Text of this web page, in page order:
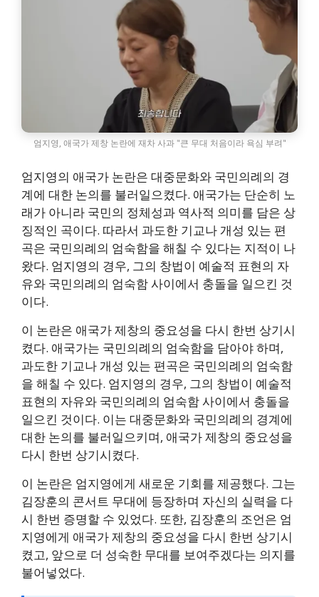
엄지영, 애국가 제창 논란에 재차 사과 "큰 무대 처음이라 욕심 부려"
엄지영의 애국가 논란은 대중문화와 국민의례의 경
계에 대한 논의를 불러일으켰다. 애국가는 단순히 노
래가 아니라 국민의 정체성과 역사적 의미를 담은 상
징적인 곡이다. 따라서 과도한 기교나 개성 있는 편
곡은 국민의례의 엄숙함을 해칠 수 있다는 지적이 나
왔다. 엄지영의 경우, 그의 창법이 예술적 표현의 자
유와 국민의례의 엄숙함 사이에서 충돌을 일으킨 것
이다.
이 논란은 애국가 제창의 중요성을 다시 한번 상기시
켰다. 애국가는 국민의례의 엄숙함을 담아야 하며,
과도한 기교나 개성 있는 편곡은 국민의례의 엄숙함
을 해칠 수 있다. 엄지영의 경우, 그의 창법이 예술적
표현의 자유와 국민의례의 엄숙함 사이에서 충돌을
일으킨 것이다. 이는 대중문화와 국민의례의 경계에
대한 논의를 불러일으키며, 애국가 제창의 중요성을
다시 한번 상기시켰다.
이 논란은 엄지영에게 새로운 기회를 제공했다. 그는
김장훈의 콘서트 무대에 등장하며 자신의 실력을 다
시 한번 증명할 수 있었다. 또한, 김장훈의 조언은 엄
지영에게 애국가 제창의 중요성을 다시 한번 상기시
켰고, 앞으로 더 성숙한 무대를 보여주겠다는 의지를
불어넣었다.